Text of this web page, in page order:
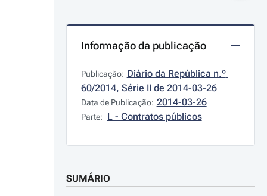
Informação da publicação
Publicação: Diário da República n.º
60/2014, Série II de 2014-03-26
Data de Publicação: 2014-03-26
Parte: L - Contratos públicos
SUMÁRIO